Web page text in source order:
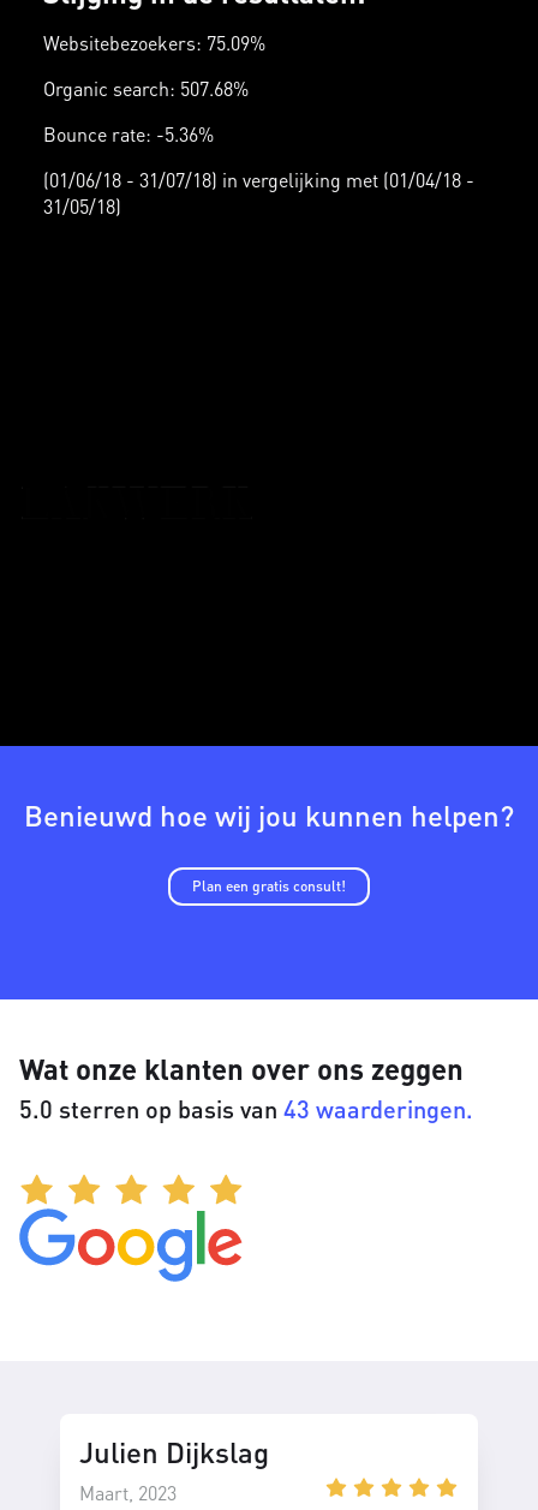
Websitebezoekers: 75.09%
Organic search: 507.68%
Bounce rate: -5.36%
(01/06/18 - 31/07/18) in vergelijking met (01/04/18 -
31/05/18)
Benieuwd hoe wij jou kunnen helpen?
Plan een gratis consult!
Wat onze klanten over ons zeggen
5.0 sterren op basis van 43 waarderingen.
Julien Dijkslag
Maart, 2023